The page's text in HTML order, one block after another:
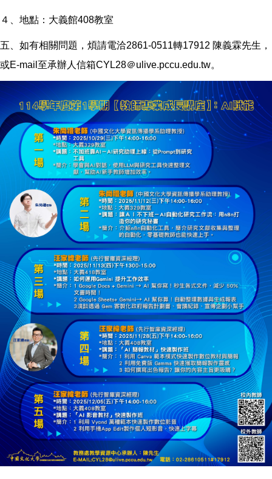
４、地點：大義館408教室
五、如有相關問題，煩請電洽2861-0511轉17912 陳義霖先生，
或E-mail至承辦人信箱CYL28＠ulive.pccu.edu.tw。